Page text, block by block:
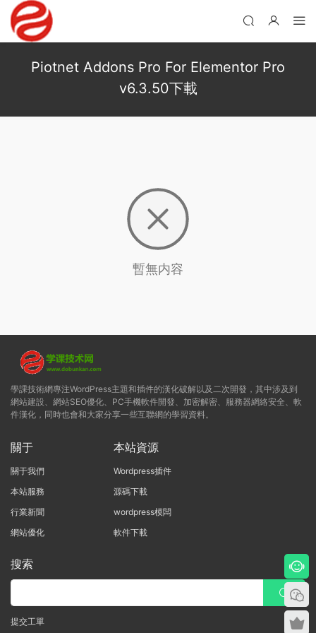
Piotnet Addons Pro For Elementor Pro
v6.3.50下載
暫無内容
學課技術網專注WordPress主題和插件的漢化破解以及二次開發，其中涉及到
網站建設、網站SEO優化、PC手機軟件開發、加密解密、服務器網絡安全、軟
件漢化，同時也會和大家分享一些互聯網的學習資料。
關于
關于我們
本站服務
行業新聞
網站優化
本站資源
Wordpress插件
源碼下載
wordpress模闆
軟件下載
搜索
提交工單